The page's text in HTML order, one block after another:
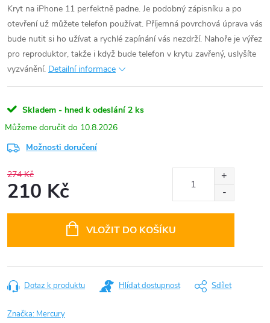
Kryt na iPhone 11 perfektně padne. Je podobný zápisníku a po
otevření už můžete telefon používat. Příjemná povrchová úprava vás
bude nutit si ho užívat a rychlé zapínání vás nezdrží. Nahoře je výřez
pro reproduktor, takže i když bude telefon v krytu zavřený, uslyšíte
vyzvánění. Detailní informace
Skladem - hned k odeslání 2 ks
10.8.2026
Možnosti doručení
274 Kč
210 Kč
VLOŽIT DO KOŠÍKU
Dotaz k produktu Hlídat dostupnost Sdílet
Značka: Mercury